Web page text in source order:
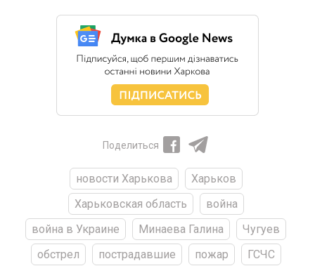
Поделиться
новости Харькова
Харьков
Харьковская область
война
война в Украине
Минаева Галина
Чугуев
обстрел
пострадавшие пожар
ГСЧС